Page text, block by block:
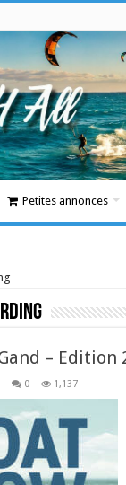
Petites annonces
– Edition
0 1,137